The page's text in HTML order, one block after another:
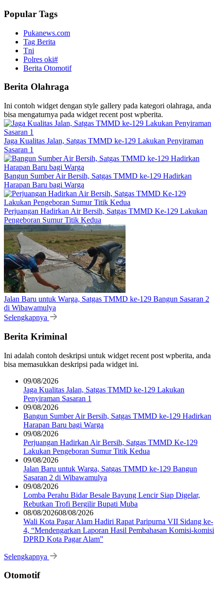
Popular Tags
Pukanews.com
Tag Berita
Tni
Polres oki#
Berita Otomotif
Berita Olahraga
Ini contoh widget dengan style gallery pada kategori olahraga, anda
bisa mengaturnya pada widget recent post wpberita.
Jaga Kualitas Jalan, Satgas TMMD ke-129 Lakukan Penyiraman
Sasaran 1
Bangun Sumber Air Bersih, Satgas TMMD ke-129 Hadirkan
Harapan Baru bagi Warga
Perjuangan Hadirkan Air Bersih, Satgas TMMD Ke-129 Lakukan
Pengeboran Sumur Titik Kedua
Jalan Baru untuk Warga, Satgas TMMD ke-129 Bangun Sasaran 2
di Wibawamulya
Selengkapnya
Berita Kriminal
Ini adalah contoh deskripsi untuk widget recent post wpberita, anda
bisa memasukkan deskripsi pada widget ini.
09/08/2026
Jaga Kualitas Jalan, Satgas TMMD ke-129 Lakukan
Penyiraman Sasaran 1
09/08/2026
Bangun Sumber Air Bersih, Satgas TMMD ke-129 Hadirkan
Harapan Baru bagi Warga
09/08/2026
Perjuangan Hadirkan Air Bersih, Satgas TMMD Ke-129
Lakukan Pengeboran Sumur Titik Kedua
09/08/2026
Jalan Baru untuk Warga, Satgas TMMD ke-129 Bangun
Sasaran 2 di Wibawamulya
09/08/2026
Lomba Perahu Bidar Besale Bayung Lencir Siap Digelar,
Rebutkan Trofi Bergilir Bupati Muba
08/08/202608/08/2026
Wali Kota Pagar Alam Hadiri Rapat Paripurna VII Sidang ke-
4, “Mendengarkan Laporan Hasil Pembahasan Komisi-komisi
DPRD Kota Pagar Alam”
Selengkapnya
Otomotif